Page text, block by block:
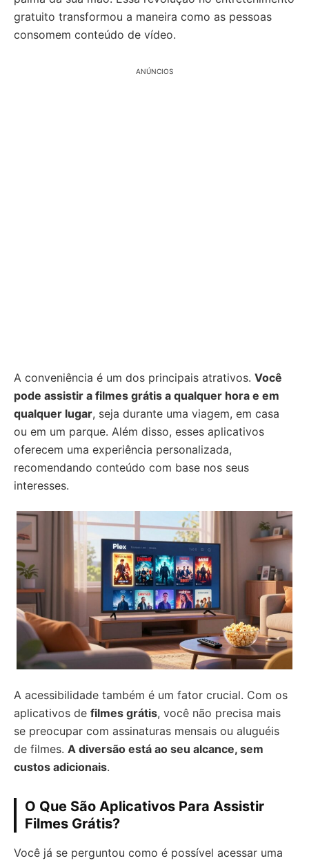
gratuito transformou a maneira como as pessoas
consomem conteúdo de vídeo.
ANÚNCIOS
A conveniência é um dos principais atrativos. Você
pode assistir a filmes grátis a qualquer hora e em
qualquer lugar, seja durante uma viagem, em casa
ou em um parque. Além disso, esses aplicativos
oferecem uma experiência personalizada,
recomendando conteúdo com base nos seus
interesses.
A acessibilidade também é um fator crucial. Com os
aplicativos de filmes grátis, você não precisa mais
se preocupar com assinaturas mensais ou aluguéis
de filmes. A diversão está ao seu alcance, sem
custos adicionais.
O Que São Aplicativos Para Assistir
Filmes Grátis?
Você já se perguntou como é possível acessar uma